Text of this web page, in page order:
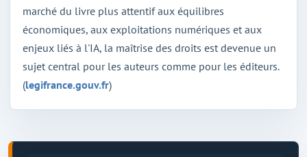
marché du livre plus attentif aux équilibres
économiques, aux exploitations numériques et aux
enjeux liés à l'IA, la maîtrise des droits est devenue un
sujet central pour les auteurs comme pour les éditeurs.
(legifrance.gouv.fr)